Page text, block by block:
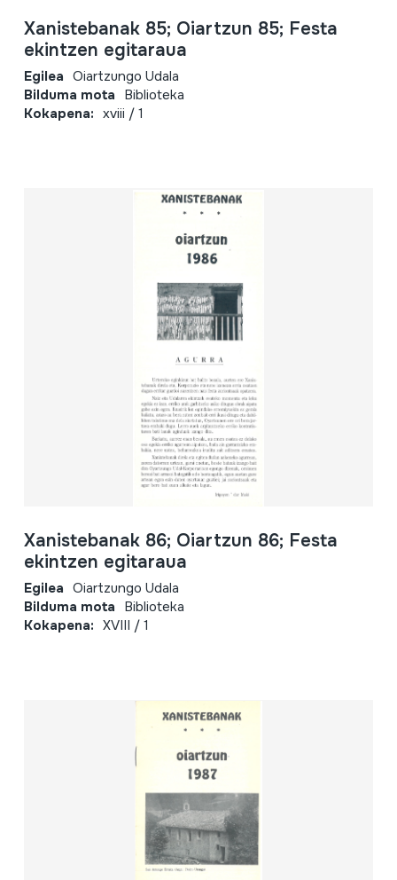
Xanistebanak 85; Oiartzun 85; Festa
ekintzen egitaraua
Egilea Oiartzungo Udala
Bilduma mota Biblioteka
Kokapena: xviii / 1
Xanistebanak 86; Oiartzun 86; Festa
ekintzen egitaraua
Egilea Oiartzungo Udala
Bilduma mota Biblioteka
Kokapena: XVIII / 1